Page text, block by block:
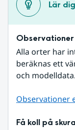
Lär
Alla orter har
beräknas ett
och modelldata.
Observationer
Få koll på